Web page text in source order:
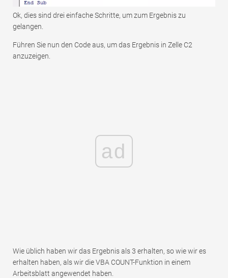
Ok, dies sind drei einfache Schritte, um zum Ergebnis zu
gelangen.
Führen Sie nun den Code aus, um das Ergebnis in Zelle C2
anzuzeigen.
ad
Wie üblich haben wir das Ergebnis als 3 erhalten, so wie wir es
erhalten haben, als wir die VBA COUNT-Funktion in einem
Arbeitsblatt angewendet haben.